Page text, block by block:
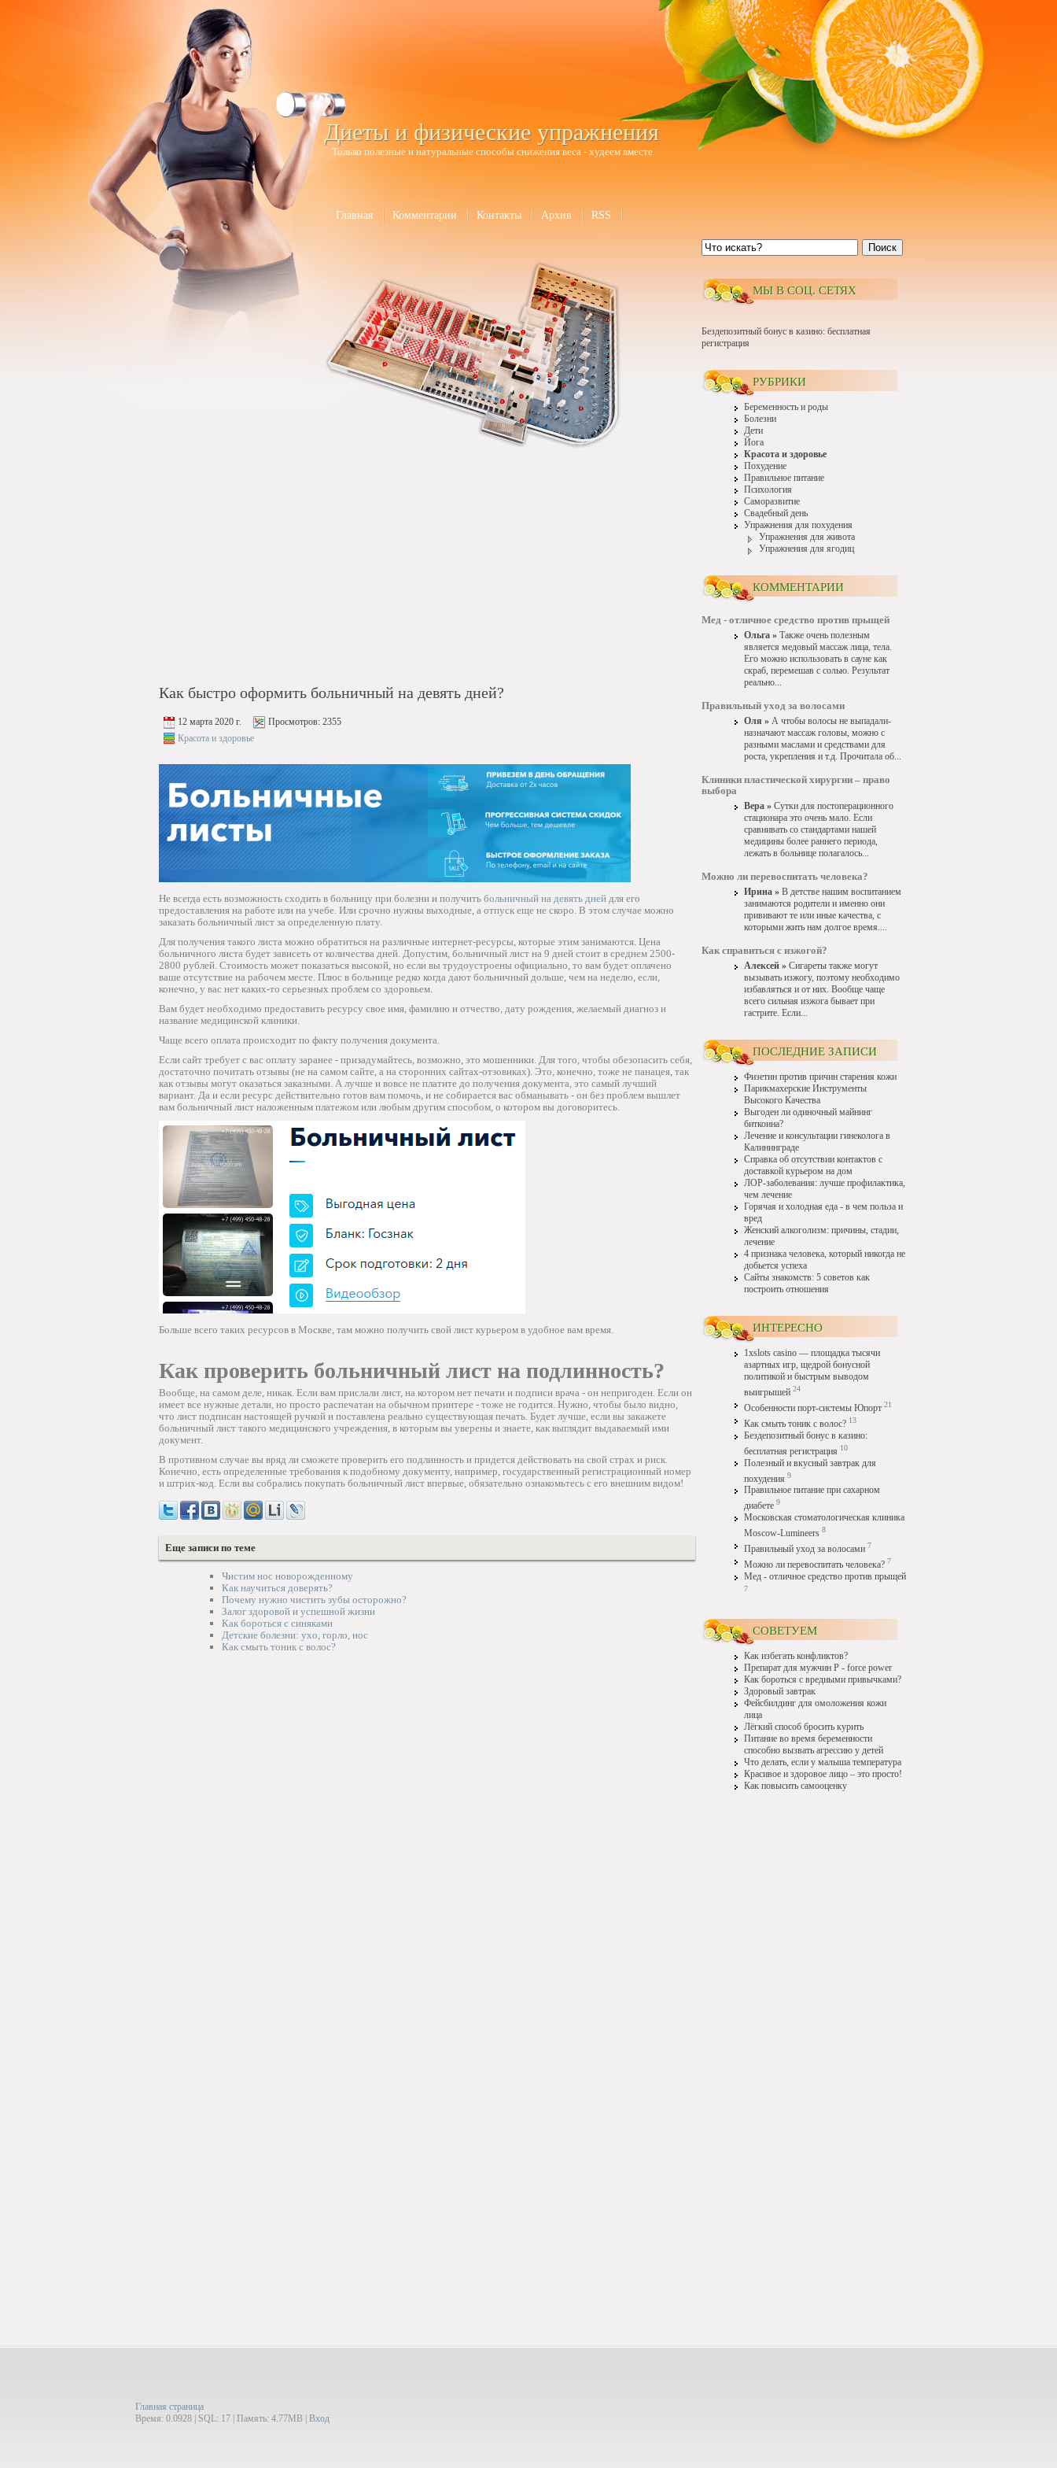
Диеты и физические упражнения
Только полезные и натуральные способы снижения веса - худеем вместе
Главная Комментарии Контакты Архив RSS
Как быстро оформить больничный на девять дней?
12 марта 2020 г. Просмотров: 2355
Красота и здоровье
Не всегда есть возможность сходить в больницу при болезни и получить больничный на девять дней для его
предоставления на работе или на учебе. Или срочно нужны выходные, а отпуск еще не скоро. В этом случае можно
заказать больничный лист за определенную плату.
Для получения такого листа можно обратиться на различные интернет-ресурсы, которые этим занимаются. Цена
больничного листа будет зависеть от количества дней. Допустим, больничный лист на 9 дней стоит в среднем 2500-
2800 рублей. Стоимость может показаться высокой, но если вы трудоустроены официально, то вам будет оплачено
ваше отсутствие на рабочем месте. Плюс в больнице редко когда дают больничный дольше, чем на неделю, если,
конечно, у вас нет каких-то серьезных проблем со здоровьем.
Вам будет необходимо предоставить ресурсу свое имя, фамилию и отчество, дату рождения, желаемый диагноз и
название медицинской клиники.
Чаще всего оплата происходит по факту получения документа.
Если сайт требует с вас оплату заранее - призадумайтесь, возможно, это мошенники. Для того, чтобы обезопасить себя,
достаточно почитать отзывы (не на самом сайте, а на сторонних сайтах-отзовиках). Это, конечно, тоже не панацея, так
как отзывы могут оказаться заказными. А лучше и вовсе не платите до получения документа, это самый лучший
вариант. Да и если ресурс действительно готов вам помочь, и не собирается вас обманывать - он без проблем вышлет
вам больничный лист наложенным платежом или любым другим способом, о котором вы договоритесь.
Больше всего таких ресурсов в Москве, там можно получить свой лист курьером в удобное вам время.
Как проверить больничный лист на подлинность?
Вообще, на самом деле, никак. Если вам прислали лист, на котором нет печати и подписи врача - он непригоден. Если он
имеет все нужные детали, но просто распечатан на обычном принтере - тоже не годится. Нужно, чтобы было видно,
что лист подписан настоящей ручкой и поставлена реально существующая печать. Будет лучше, если вы закажете
больничный лист такого медицинского учреждения, в которым вы уверены и знаете, как выглядит выдаваемый ими
документ.
В противном случае вы вряд ли сможете проверить его подлинность и придется действовать на свой страх и риск.
Конечно, есть определенные требования к подобному документу, например, государственный регистрационный номер
и штрих-код. Если вы собрались покупать больничный лист впервые, обязательно ознакомьтесь с его внешним видом!
Еще записи по теме
Чистим нос новорожденному
Как научиться доверять?
Почему нужно чистить зубы осторожно?
Залог здоровой и успешной жизни
Как бороться с синяками
Детские болезни: ухо, горло, нос
Как смыть тоник с волос?
Поиск
МЫ В СОЦ. СЕТЯХ
Бездепозитный бонус в казино: бесплатная
регистрация
РУБРИКИ
Беременность и роды
Болезни
Дети
Йога
Красота и здоровье
Похудение
Правильное питание
Психология
Саморазвитие
Свадебный день
Упражнения для похудения
Упражнения для живота
Упражнения для ягодиц
КОММЕНТАРИИ
Мед - отличное средство против прыщей
Ольга » Также очень полезным
является медовый массаж лица, тела.
Его можно использовать в сауне как
скраб, перемешав с солью. Результат
реально...
Правильный уход за волосами
Оля » А чтобы волосы не выпадали-
назначают массаж головы, можно с
разными маслами и средствами для
роста, укрепления и т.д. Прочитала об...
Клиники пластической хирургии – право
выбора
Вера » Сутки для постоперационного
стационара это очень мало. Если
сравнивать со стандартами нашей
медицины более раннего периода,
лежать в больнице полагалось...
Можно ли перевоспитать человека?
Ирина » В детстве нашим воспитанием
занимаются родители и именно они
прививают те или иные качества, с
которыми жить нам долгое время....
Как справиться с изжогой?
Алексей » Сигареты также могут
вызывать изжогу, поэтому необходимо
избавляться и от них. Вообще чаще
всего сильная изжога бывает при
гастрите. Если...
ПОСЛЕДНИЕ ЗАПИСИ
Физетин против причин старения кожи
Парикмахерские Инструменты
Высокого Качества
Выгоден ли одиночный майнинг
биткоина?
Лечение и консультации гинеколога в
Калининграде
Справка об отсутствии контактов с
доставкой курьером на дом
ЛОР-заболевания: лучше профилактика,
чем лечение
Горячая и холодная еда - в чем польза и
вред
Женский алкоголизм: причины, стадии,
лечение
4 признака человека, который никогда не
добьется успеха
Сайты знакомств: 5 советов как
построить отношения
ИНТЕРЕСНО
1xslots casino — площадка тысячи
азартных игр, щедрой бонусной
политикой и быстрым выводом
выигрышей 24
Особенности порт-системы Юпорт 21
Как смыть тоник с волос? 13
Бездепозитный бонус в казино:
бесплатная регистрация 10
Полезный и вкусный завтрак для
похудения 9
Правильное питание при сахарном
диабете 9
Московская стоматологическая клиника
Moscow-Lumineers 8
Правильный уход за волосами 7
Можно ли перевоспитать человека? 7
Мед - отличное средство против прыщей
7
СОВЕТУЕМ
Как избегать конфликтов?
Препарат для мужчин P - force power
Как бороться с вредными привычками?
Здоровый завтрак
Фейсбилдинг для омоложения кожи
лица
Лёгкий способ бросить курить
Питание во время беременности
способно вызвать агрессию у детей
Что делать, если у малыша температура
Красивое и здоровое лицо – это просто!
Как повысить самооценку
Главная страница
Время: 0.0928 | SQL: 17 | Память: 4.77MB Вход